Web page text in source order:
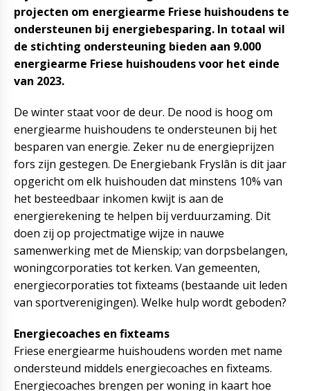
projecten om energiearme Friese huishoudens te
ondersteunen bij energiebesparing. In totaal wil
de stichting ondersteuning bieden aan 9.000
energiearme Friese huishoudens voor het einde
van 2023.
De winter staat voor de deur. De nood is hoog om
energiearme huishoudens te ondersteunen bij het
besparen van energie. Zeker nu de energieprijzen
fors zijn gestegen. De Energiebank Fryslân is dit jaar
opgericht om elk huishouden dat minstens 10% van
het besteedbaar inkomen kwijt is aan de
energierekening te helpen bij verduurzaming. Dit
doen zij op projectmatige wijze in nauwe
samenwerking met de Mienskip; van dorpsbelangen,
woningcorporaties tot kerken. Van gemeenten,
energiecorporaties tot fixteams (bestaande uit leden
van sportverenigingen). Welke hulp wordt geboden?
Energiecoaches en fixteams
Friese energiearme huishoudens worden met name
ondersteund middels energiecoaches en fixteams.
Energiecoaches brengen per woning in kaart hoe